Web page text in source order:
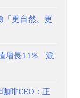
「更自然、更
增長11% 派
啡CEO：正